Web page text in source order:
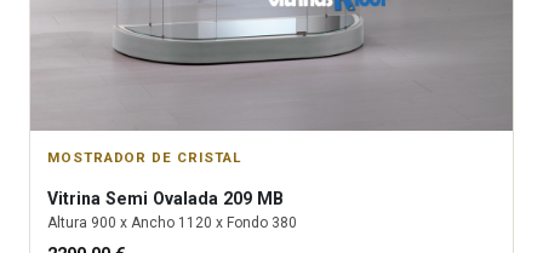
MOSTRADOR DE CRISTAL
Vitrina Semi Ovalada 209 MB
Altura 900 x Ancho 1120 x Fondo 380